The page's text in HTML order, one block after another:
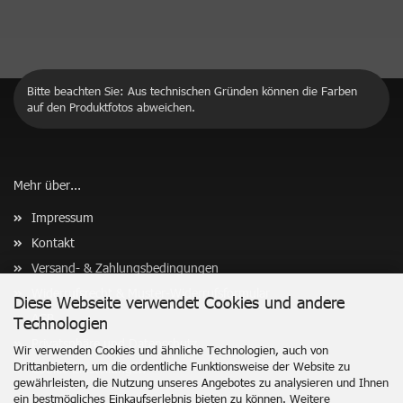
Diese Webseite verwendet Cookies und andere
Technologien
Wir verwenden Cookies und ähnliche Technologien, auch von
Drittanbietern, um die ordentliche Funktionsweise der Website zu
gewährleisten, die Nutzung unseres Angebotes zu analysieren und Ihnen
ein bestmögliches Einkaufserlebnis bieten zu können. Weitere
Bitte beachten Sie: Aus technischen Gründen können die Farben
auf den Produktfotos abweichen.
Mehr über...
Impressum
Kontakt
Versand- & Zahlungsbedingungen
Widerrufsrecht & Muster-Widerrufsformular
AGB
Privatsphäre und Datenschutz
Cookie Einstellungen